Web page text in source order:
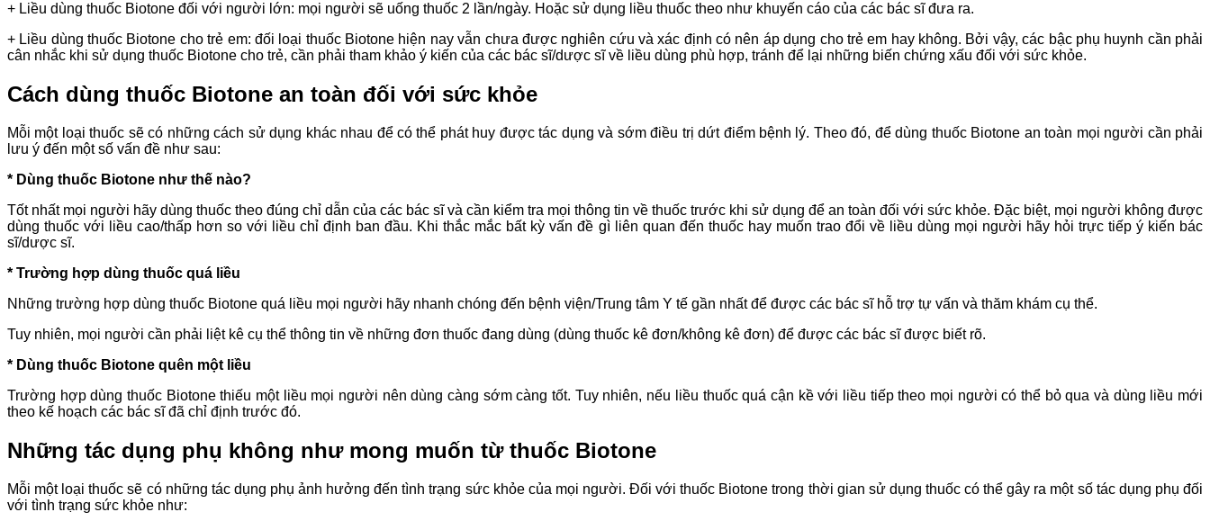
+ Liều dùng thuốc Biotone đối với người lớn: mọi người sẽ uống thuốc 2 lần/ngày. Hoặc sử dụng liều thuốc theo như khuyến cáo của các bác sĩ đưa ra.
+ Liều dùng thuốc Biotone cho trẻ em: đối loại thuốc Biotone hiện nay vẫn chưa được nghiên cứu và xác định có nên áp dụng cho trẻ em hay không. Bởi vậy, các bậc phụ huynh cần phải
cân nhắc khi sử dụng thuốc Biotone cho trẻ, cần phải tham khảo ý kiến của các bác sĩ/dược sĩ về liều dùng phù hợp, tránh để lại những biến chứng xấu đối với sức khỏe.
Cách dùng thuốc Biotone an toàn đối với sức khỏe
Mỗi một loại thuốc sẽ có những cách sử dụng khác nhau để có thể phát huy được tác dụng và sớm điều trị dứt điểm bệnh lý. Theo đó, để dùng thuốc Biotone an toàn mọi người cần phải
lưu ý đến một số vấn đề như sau:
* Dùng thuốc Biotone như thế nào?
Tốt nhất mọi người hãy dùng thuốc theo đúng chỉ dẫn của các bác sĩ và cần kiểm tra mọi thông tin về thuốc trước khi sử dụng để an toàn đối với sức khỏe. Đặc biệt, mọi người không được
dùng thuốc với liều cao/thấp hơn so với liều chỉ định ban đầu. Khi thắc mắc bất kỳ vấn đề gì liên quan đến thuốc hay muốn trao đổi về liều dùng mọi người hãy hỏi trực tiếp ý kiến bác
sĩ/dược sĩ.
* Trường hợp dùng thuốc quá liều
Những trường hợp dùng thuốc Biotone quá liều mọi người hãy nhanh chóng đến bệnh viện/Trung tâm Y tế gần nhất để được các bác sĩ hỗ trợ tự vấn và thăm khám cụ thể.
Tuy nhiên, mọi người cần phải liệt kê cụ thể thông tin về những đơn thuốc đang dùng (dùng thuốc kê đơn/không kê đơn) để được các bác sĩ được biết rõ.
* Dùng thuốc Biotone quên một liều
Trường hợp dùng thuốc Biotone thiếu một liều mọi người nên dùng càng sớm càng tốt. Tuy nhiên, nếu liều thuốc quá cận kề với liều tiếp theo mọi người có thể bỏ qua và dùng liều mới
theo kế hoạch các bác sĩ đã chỉ định trước đó.
Những tác dụng phụ không như mong muốn từ thuốc Biotone
Mỗi một loại thuốc sẽ có những tác dụng phụ ảnh hưởng đến tình trạng sức khỏe của mọi người. Đối với thuốc Biotone trong thời gian sử dụng thuốc có thể gây ra một số tác dụng phụ đối
với tình trạng sức khỏe như: